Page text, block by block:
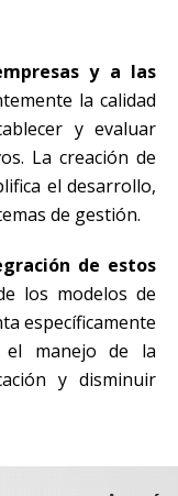
y a las
la calidad
y evaluar
La creación de
el desarrollo,
de gestión.
de estos
los modelos de
específicamente
el manejo de la
y disminuir